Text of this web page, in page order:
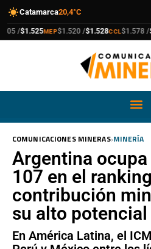
Catamarca20,4°C
/$1.525MEP
compra$1.520 /
venta $1.528CCL
compra$1.578 /
venta
COMUNICACIONES MINERAS›MINERÍA
Argentina
107 en el
contribución
su alto
En América Latina, el